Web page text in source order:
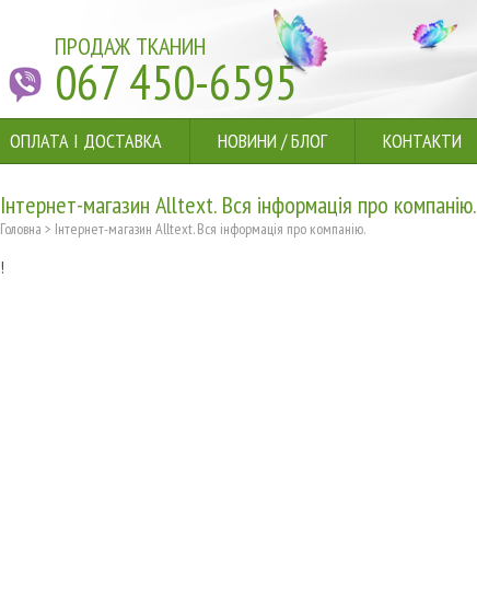
ПРОДАЖ ТКАНИН
067 450-6595
ОПЛАТА І ДОСТАВКА НОВИНИ /БЛОГ КОНТАКТИ
Інтернет-магазин Alltext. Вся інформація про компанію.
Головна > Інтернет-магазин Alltext. Вся інформація про компанію.
!